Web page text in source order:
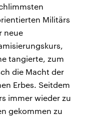
Militärs
neue
tangierte, zum
die Macht der
Erbes. Seitdem
immer wieder zu
gekommen zu